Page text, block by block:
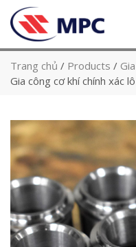
Trang chủ / Products /
Gia công cơ khí chính xác